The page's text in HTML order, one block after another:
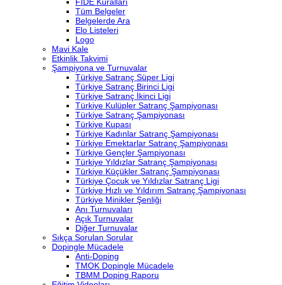
Tüm Belgeler
Belgelerde Ara
Elo Listeleri
Logo
Mavi Kale
Etkinlik Takvimi
Şampiyona ve Turnuvalar
Türkiye Satranç Süper Ligi
Türkiye Satranç Birinci Ligi
Türkiye Satranç İkinci Ligi
Türkiye Kulüpler Satranç Şampiyonası
Türkiye Satranç Şampiyonası
Türkiye Kupası
Türkiye Kadınlar Satranç Şampiyonası
Türkiye Emektarlar Satranç Şampiyonası
Türkiye Gençler Şampiyonası
Türkiye Yıldızlar Satranç Şampiyonası
Türkiye Küçükler Satranç Şampiyonası
Türkiye Çocuk ve Yıldızlar Satranç Ligi
Türkiye Hızlı ve Yıldırım Satranç Şampiyonası
Türkiye Minikler Şenliği
Anı Turnuvaları
Açık Turnuvalar
Diğer Turnuvalar
Sıkça Sorulan Sorular
Dopingle Mücadele
Anti-Doping
TMOK Dopingle Mücadele
TBMM Doping Raporu